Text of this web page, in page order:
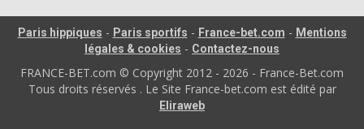
Paris hippiques - Paris sportifs - France-bet.com - Mentions
légales & cookies - Contactez-nous
FRANCE-BET.com © Copyright 2012 - 2026 - France-Bet.com
Tous droits réservés . Le Site France-bet.com est édité par
Eliraweb